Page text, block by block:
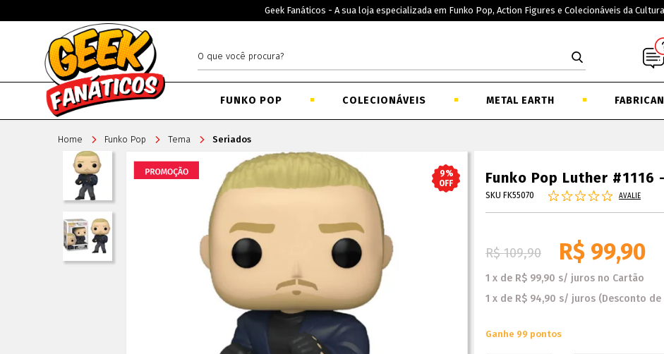
Geek Fanáticos - A sua loja especializada em Funko Pop, Action Figures e Colecionáveis da
FUNKO POP COLECIONÁVEIS METAL EARTH
Home Funko Pop Tema Seriados
9%
OFF
Funko Pop Luther #1116
SKU FK55070 AVALIE
R$ 109,90 R$ 99,90
1 x de R$ 99,90 s/ juros no Cartão
1 x de R$ 94,90 s/ juros (Desconto de
Ganhe 99 pontos